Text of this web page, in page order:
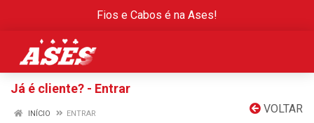
Fios e Cabos é na Ases!
Já é cliente? - Entrar
VOLTAR
INÍCIO ENTRAR